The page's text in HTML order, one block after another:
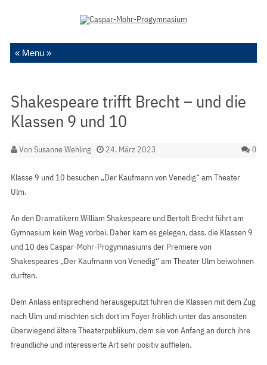
Zum Inhalt springen
Shakespeare trifft Brecht – und die
Klassen 9 und 10
VonSusanne Wehling 24. März 2023 0
Klasse 9 und 10 besuchen „Der Kaufmann von Venedig“ am Theater
Ulm.
An den Dramatikern William Shakespeare und Bertolt Brecht führt am
Gymnasium kein Weg vorbei. Daher kam es gelegen, dass. die Klassen 9
und 10 des Caspar-Mohr-Progymnasiums der Premiere von
Shakespeares „Der Kaufmann von Venedig“ am Theater Ulm beiwohnen
durften.
Dem Anlass entsprechend herausgeputzt fuhren die Klassen mit dem Zug
nach Ulm und mischten sich dort im Foyer fröhlich unter das ansonsten
überwiegend ältere Theaterpublikum, dem sie von Anfang an durch ihre
freundliche und interessierte Art sehr positiv auffielen.